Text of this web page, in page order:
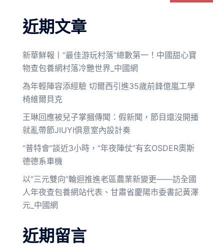
近期文章
新華鮮報丨“最佳游玩村落”總數第一！中國甜心寶
物查包養網村落冷艷世界_中國網
為年輕陣容添經驗 切爾西引進35歲前鋒億嵐工學
椅維爾貝克
王琳回應被兒子掌摑傳聞：假新聞，節目還沒開播
就亂帶節JIUYI俱意室內設計奏
“普特會”談近3小時，“年夜陣仗”有玄OSDER奧斯
德德系車機
以“三元雙向”輪迴推進老區農業新變更——訪全國
人年夜查包養網站代表、甘肅省慶陽市委書記黃澤
元_中國網
近期留言